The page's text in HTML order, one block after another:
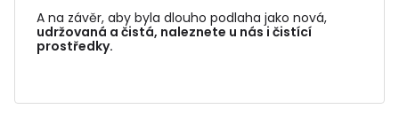
A na závěr, aby byla dlouho podlaha jako nová,
udržovaná a čistá, naleznete u nás i čistící
prostředky.